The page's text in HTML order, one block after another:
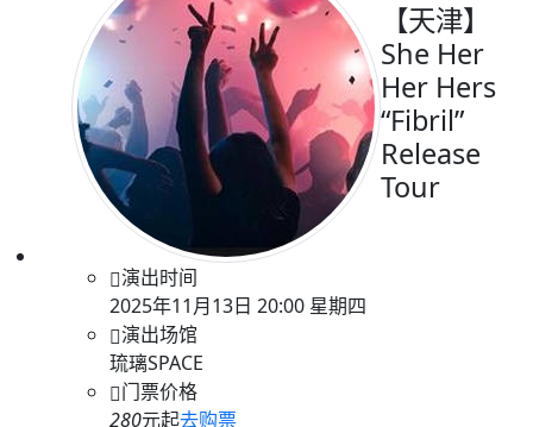
【天津】
She Her
Her Hers
“Fibril”
Release
Tour
演出时间
2025年11月13日 20:00 星期四
演出场馆
琉璃SPACE
门票价格
280元起去购票